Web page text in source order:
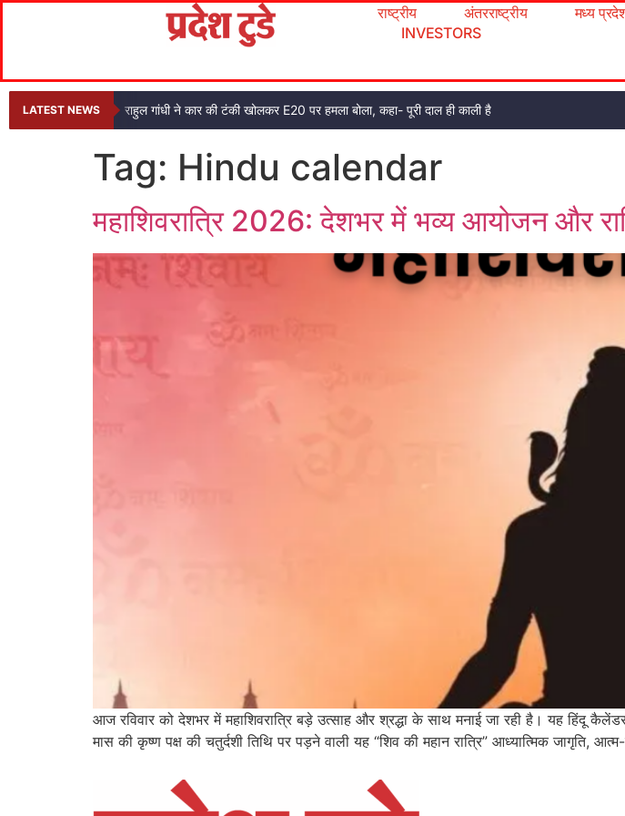
राष्ट्रीय अंतरराष्ट्रीय मध्य
INVESTORS
LATEST NEWS राहुल गांधी ने कार की टंकी खोलकर E20 पर हमला बोला, कहा- पूरी दाल ही काली है
Tag: Hindu calendar
महाशिवरात्रि 2026: देशभर में भव्य आयोजन और
आज रविवार को देशभर में महाशिवरात्रि बड़े उत्साह और श्रद्धा के साथ मनाई जा रही है। यह हिंदू
मास की कृष्ण पक्ष की चतुर्दशी तिथि पर पड़ने वाली यह “शिव की महान रात्रि” आध्यात्मिक जागृति,